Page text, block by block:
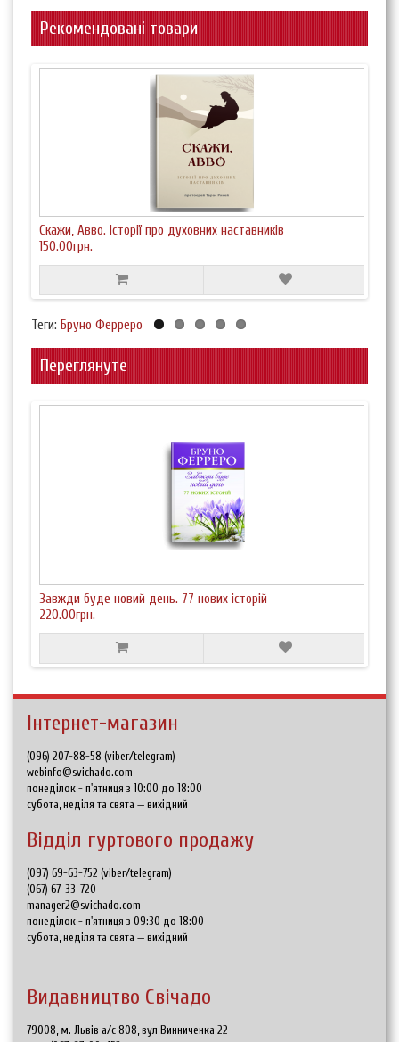
Рекомендовані товари
Скажи, Авво. Історії про духовних наставників
150.00грн.
Теги: Бруно Ферреро
Переглянуте
Завжди буде новий день. 77 нових історій
220.00грн.
Інтернет-магазин
(096) 207-88-58 (viber/telegram)
webinfo@svichado.com
понеділок - п'ятниця з 10:00 до 18:00
субота, неділя та свята — вихідний
Відділ гуртового продажу
(097) 69-63-752 (viber/telegram)
(067) 67-33-720
manager2@svichado.com
понеділок - п'ятниця з 09:30 до 18:00
субота, неділя та свята — вихідний
Видавництво Свічадо
79008, м. Львів а/с 808, вул Винниченка 22